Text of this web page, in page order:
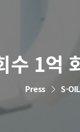
1억
Press S-